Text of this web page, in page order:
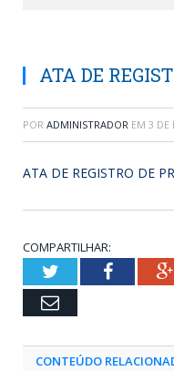
ATA DE
POR ADMINISTRADOR EM 3 DE
ATA DE REGISTRO DE
COMPARTILHAR:
TwitterFacebook
Email
CONTEÚDO